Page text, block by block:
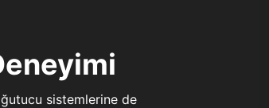
sistemlerine de